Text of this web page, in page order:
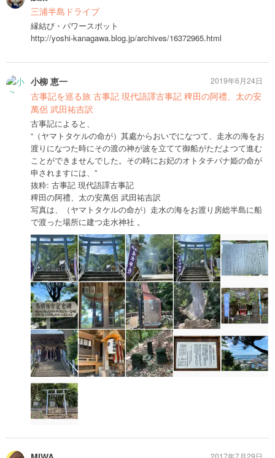
三浦半島ドライブ
縁結び・パワースポット
http://yoshi-kanagawa.blog.jp/archives/16372965.html
小柳 恵一
古事記を巡る旅 古事記 現代語譯古事記 稗田の阿禮、太の安
萬侶 武田祐吉訳
古事記によると、
“（ヤマトタケルの命が）其處からおいでになつて、走水の海をお
渡りになつた時にその渡の神が波を立てて御船がただよつて進む
ことができませんでした。その時にお妃のオトタチバナ姫の命が
申されますには、”
抜粋: 古事記 現代語譯古事記
稗田の阿禮、太の安萬侶 武田祐吉訳
写真は、（ヤマトタケルの命が）走水の海をお渡り房総半島に船
で渡った場所に建つ走水神社 。
2019年6月24日
2017年7月29日